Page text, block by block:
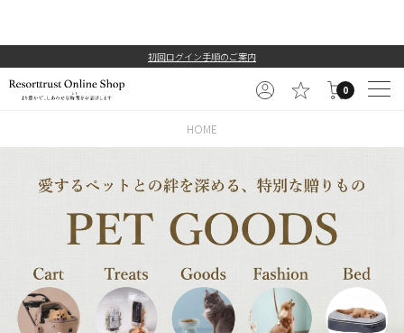
初回ログイン手順のご案内
0
HOME